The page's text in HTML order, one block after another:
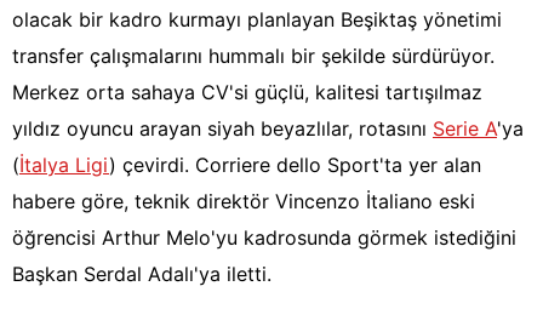
olacak bir kadro kurmayı planlayan Beşiktaş yönetimi
transfer çalışmalarını hummalı bir şekilde sürdürüyor.
Merkez orta sahaya CV'si güçlü, kalitesi tartışılmaz
yıldız oyuncu arayan siyah beyazlılar, rotasını Serie A'ya
(İtalya Ligi) çevirdi. Corriere dello Sport'ta yer alan
habere göre, teknik direktör Vincenzo İtaliano eski
öğrencisi Arthur Melo'yu kadrosunda görmek istediğini
Başkan Serdal Adalı'ya iletti.